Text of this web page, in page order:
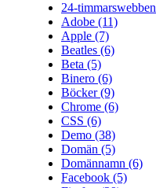
24-timmarswebben
Adobe (11)
Apple (7)
Beatles (6)
Beta (5)
Binero (6)
Böcker(9)
Chrome (6)
CSS (6)
Demo (38)
Domän (5)
Domännamn (6)
Facebook (5)